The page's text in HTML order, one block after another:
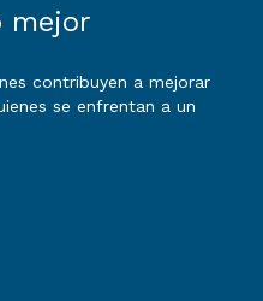
mejor
contribuyen a mejorar
se enfrentan a un